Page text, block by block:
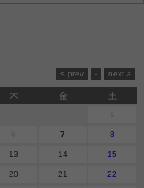
木 金 土
7 8
13 14 15
20 21 22